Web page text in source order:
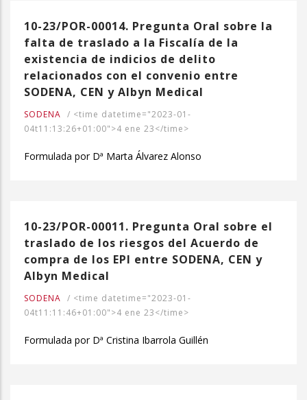
10-23/POR-00014. Pregunta Oral sobre la
falta de traslado a la Fiscalía de la
existencia de indicios de delito
relacionados con el convenio entre
SODENA, CEN y Albyn Medical
SODENA / <time datetime="2023-01-
04t11:13:26+01:00">4 ene 23</time>
Formulada por Dª Marta Álvarez Alonso
10-23/POR-00011. Pregunta Oral sobre el
traslado de los riesgos del Acuerdo de
compra de los EPI entre SODENA, CEN y
Albyn Medical
SODENA / <time datetime="2023-01-
04t11:11:46+01:00">4 ene 23</time>
Formulada por Dª Cristina Ibarrola Guillén